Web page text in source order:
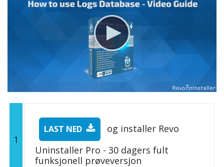
1
LAST NED
og installer Revo
Uninstaller Pro - 30 dagers fult
funksjonell prøveversjon